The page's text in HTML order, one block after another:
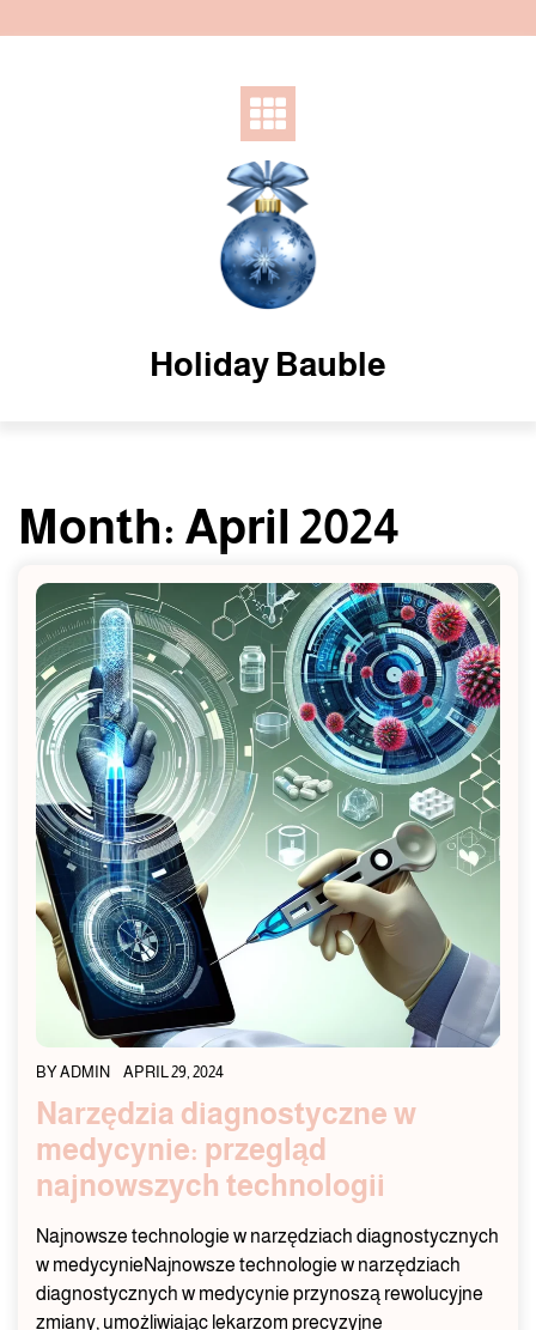
to
Holiday Bauble
Month: April 2024
BYADMIN APRIL 29, 2024
Narzędzia diagnostyczne w
medycynie: przegląd
najnowszych technologii
Najnowsze technologie w narzędziach diagnostycznych
w medycynieNajnowsze technologie w narzędziach
diagnostycznych w medycynie przynoszą rewolucyjne
zmiany, umożliwiając lekarzom precyzyjne